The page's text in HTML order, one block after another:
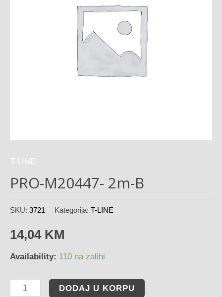
T-LINE
PRO-M20447- 2m-B
SKU: 3721 Kategorija: T-LINE
14,04 KM
Availability: 110 na zalihi
DODAJ U KORPU